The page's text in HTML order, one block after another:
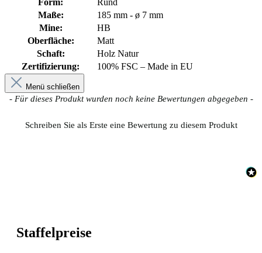
Form:
Rund
Maße:
185 mm - ø 7 mm
Mine:
HB
Oberfläche:
Matt
Schaft:
Holz Natur
Zertifizierung:
100% FSC – Made in EU
Menü schließen
- Für dieses Produkt wurden noch keine Bewertungen abgegeben -
Schreiben Sie als Erste eine Bewertung zu diesem Produkt
New content loaded
Staffelpreise